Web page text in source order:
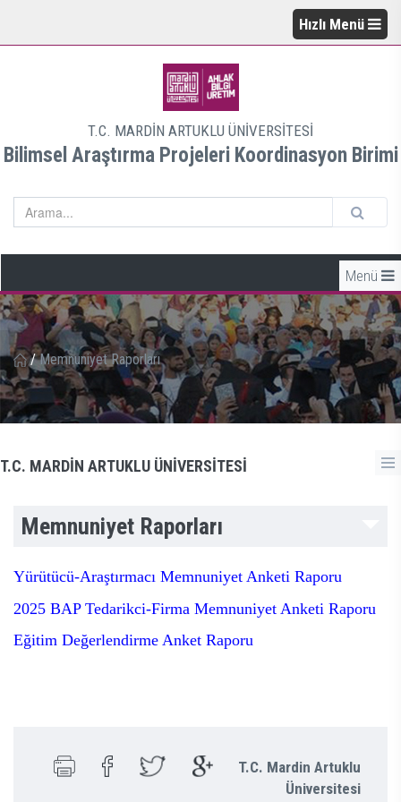
Hızlı Menü
T.C. MARDİN ARTUKLU ÜNİVERSİTESİ
Bilimsel Araştırma Projeleri Koordinasyon Birimi
Menü
/ Memnuniyet Raporları
T.C. MARDİN ARTUKLU ÜNİVERSİTESİ
Memnuniyet Raporları
Yürütücü-Araştırmacı Memnuniyet Anketi Raporu
2025 BAP Tedarikci-Firma Memnuniyet Anketi Raporu
Eğitim Değerlendirme Anket Raporu
T.C. Mardin Artuklu
Üniversitesi